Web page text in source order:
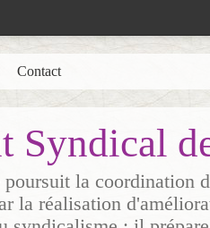
Syndical
la coordination
la réalisation
Contact